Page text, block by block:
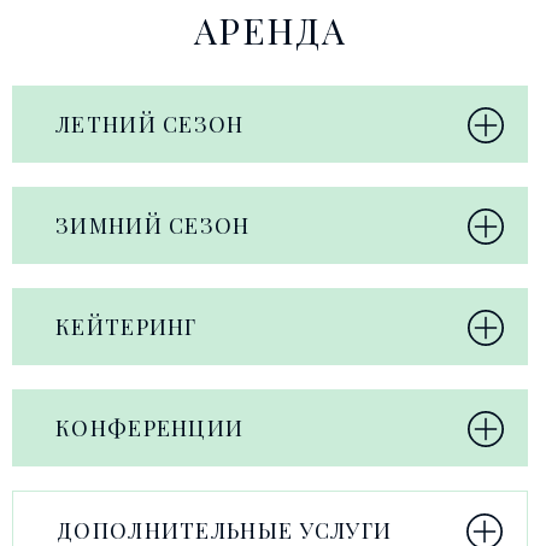
АРЕНДА
ЛЕТНИЙ СЕЗОН
ЗИМНИЙ СЕЗОН
КЕЙТЕРИНГ
КОНФЕРЕНЦИИ
ДОПОЛНИТЕЛЬНЫЕ УСЛУГИ